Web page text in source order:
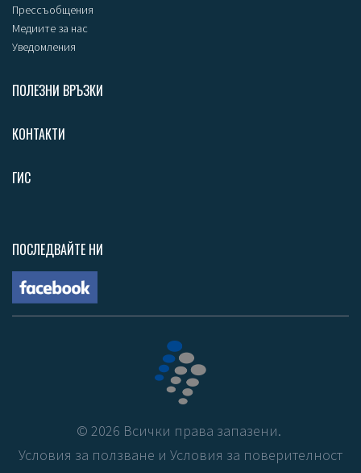
Прессъобщения
Медиите за нас
Уведомления
ПОЛЕЗНИ ВРЪЗКИ
КОНТАКТИ
ГИС
ПОСЛЕДВАЙТЕ НИ
© 2026 Всички права запазени.
Условия за ползване и Условия за поверителност